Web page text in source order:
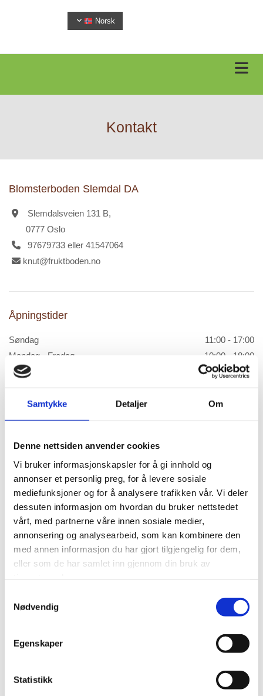
Samtykke Detaljer Om
Denne nettsiden anvender cookies
Vi bruker informasjonskapsler for å gi innhold og
annonser et personlig preg, for å levere sosiale
mediefunksjoner og for å analysere trafikken vår. Vi deler
dessuten informasjon om hvordan du bruker nettstedet
vårt, med partnerne våre innen sosiale medier,
annonsering og analysearbeid, som kan kombinere den
med annen informasjon du har gjort tilgjengelig for dem,
eller som de har samlet inn gjennom din bruk av
Nødvendig
Egenskaper
Statistikk
Norsk
Kontakt
Blomsterboden Slemdal DA
Slemdalsveien 131 B,
0777 Oslo
 97679733 eller 41547064
 knut@fruktboden.no
Åpningstider
Søndag
11:00 - 17:00
Mandag - Fredag
10:00 - 18:00
Lørdag
10:00 - 16:00
Send en melding
Telefon*
E-post*